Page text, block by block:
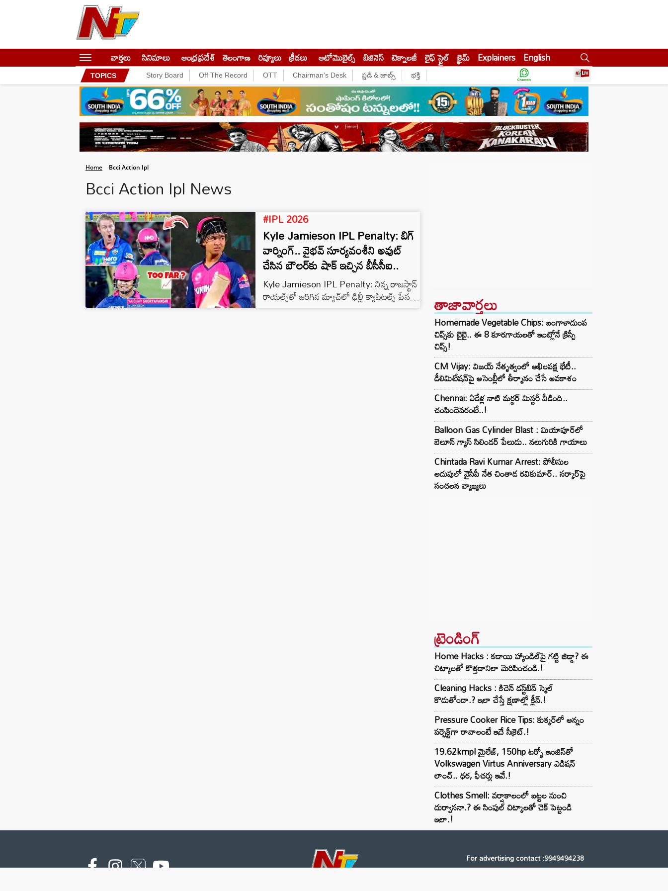
వార్తలు సినిమాలు ఆంధ్రప్రదేశ్ తెలంగాణ రివ్యూలు క్రీడలు ఆటోమొబైల్స్ బిజినెస్‌ టెక్నాలజీ లైఫ్ స్టైల్ క్రైమ్ Explainers English
TOPICS Story Board Off The Record OTT Chairman's Desk స్టడీ & జాబ్స్ భక్తి
Home Bcci Action Ipl
Bcci Action Ipl News
#IPL 2026
Kyle Jamieson IPL Penalty: బిగ్
వార్నింగ్.. వైభవ్ సూర్యవంశీని అవుట్
చేసిన బౌలర్‌కు షాక్ ఇచ్చిన బీసీసీఐ..
Kyle Jamieson IPL Penalty: నిన్న రాజస్థాన్
రాయల్స్‌తో జరిగిన మ్యాచ్‌లో ఢిల్లీ క్యాపిటల్స్ పేసర్
కైల్ జేమీసన్ ప్రవర్తించిన తీరు ఇప్పుడు తాజావార్తలు
Homemade Vegetable Chips: బంగాళాదుంప
చిప్స్‌కు బైబై.. ఈ 8 కూరగాయలతో ఇంట్లోనే క్రిస్పీ
చిప్స్!
CM Vijay: విజయ్ నేతృత్వంలో అఖిలపక్ష భేటీ..
డీలిమిటేషన్‌పై అసెంబ్లీలో తీర్మానం చేసే అవకాశం
Chennai: ఏడేళ్ల నాటి మర్డర్ మిస్టరీ వీడింది..
చంపిందెవరంటే..!
Balloon Gas Cylinder Blast : మియాపూర్‌లో
బెలూన్ గ్యాస్ సిలిండర్ పేలుడు.. నలుగురికి గాయాలు
Chintada Ravi Kumar Arrest: పోలీసుల
అదుపులో వైసీపీ నేత చింతాడ రవికుమార్.. సర్కార్‌పై
సంచలన వ్యాఖ్యలు
ట్రెండింగ్‌
Home Hacks : కడాయి హ్యాండిల్‌పై గట్టి జిడ్డా? ఈ
చిట్కాలతో కొత్తదానిలా మెరిపించండి.!
Cleaning Hacks : కిచెన్ డస్ట్‌బిన్ స్మెల్
కొడుతోందా.? ఇలా చేస్తే క్షణాల్లో క్లీన్.!
Pressure Cooker Rice Tips: కుక్కర్‌లో అన్నం
పర్ఫెక్ట్‌గా రావాలంటే ఇదే సీక్రెట్.!
19.62kmpl మైలేజ్, 150hp టర్బో ఇంజిన్‌తో
Volkswagen Virtus Anniversary ఎడిషన్
లాంచ్.. ధర, ఫీచర్లు ఇవే.!
Clothes Smell: వర్షాకాలంలో బట్టల నుంచి
దుర్వాసనా.? ఈ సింపుల్ చిట్కాలతో చెక్ పెట్టండి
ఇలా.!
For advertising contact :9949494238
Email: digital@ntvnetwork.com